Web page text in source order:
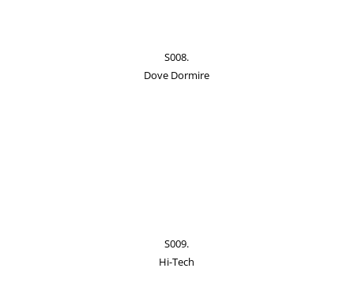
S008.
Dove Dormire
S009.
Hi-Tech